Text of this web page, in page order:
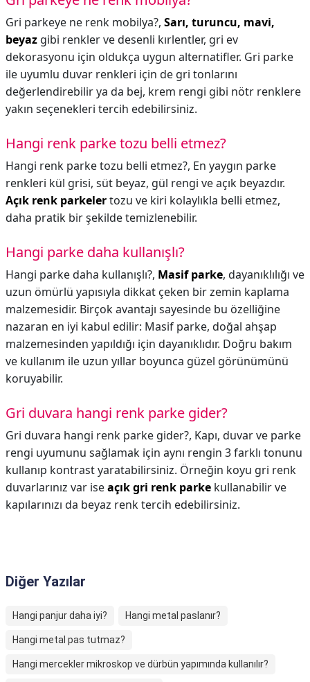
Gri parkeye ne renk mobilya?, Sarı, turuncu, mavi,
beyaz gibi renkler ve desenli kırlentler, gri ev
dekorasyonu için oldukça uygun alternatifler. Gri parke
ile uyumlu duvar renkleri için de gri tonlarını
değerlendirebilir ya da bej, krem rengi gibi nötr renklere
yakın seçenekleri tercih edebilirsiniz.
Hangi renk parke tozu belli etmez?
Hangi renk parke tozu belli etmez?, En yaygın parke
renkleri kül grisi, süt beyaz, gül rengi ve açık beyazdır.
Açık renk parkelertozu ve kiri kolaylıkla belli etmez,
daha pratik bir şekilde temizlenebilir.
Hangi parke daha kullanışlı?
Hangi parke daha kullanışlı?, Masif parke, dayanıklılığı ve
uzun ömürlü yapısıyla dikkat çeken bir zemin kaplama
malzemesidir. Birçok avantajı sayesinde bu özelliğine
nazaran en iyi kabul edilir: Masif parke, doğal ahşap
malzemesinden yapıldığı için dayanıklıdır. Doğru bakım
ve kullanım ile uzun yıllar boyunca güzel görünümünü
koruyabilir.
Gri duvara hangi renk parke gider?
Gri duvara hangi renk parke gider?, Kapı, duvar ve parke
rengi uyumunu sağlamak için aynı rengin 3 farklı tonunu
kullanıp kontrast yaratabilirsiniz. Örneğin koyu gri renk
duvarlarınız var iseaçık gri renk parke kullanabilir ve
kapılarınızı da beyaz renk tercih edebilirsiniz.
Diğer Yazılar
Hangi panjur daha iyi? Hangi metal paslanır?
Hangi metal pas tutmaz?
Hangi mercekler mikroskop ve dürbün yapımında kullanılır?